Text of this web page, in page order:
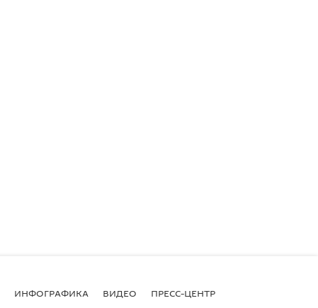
ИНФОГРАФИКА ВИДЕО ПРЕСС-ЦЕНТР